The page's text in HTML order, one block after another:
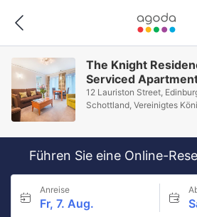
The Knight
Serviced
12 Lauriston Street,
Schottland, Vereinigtes
Führen Sie eine Online-
Anreise
Fr, 7. Aug.